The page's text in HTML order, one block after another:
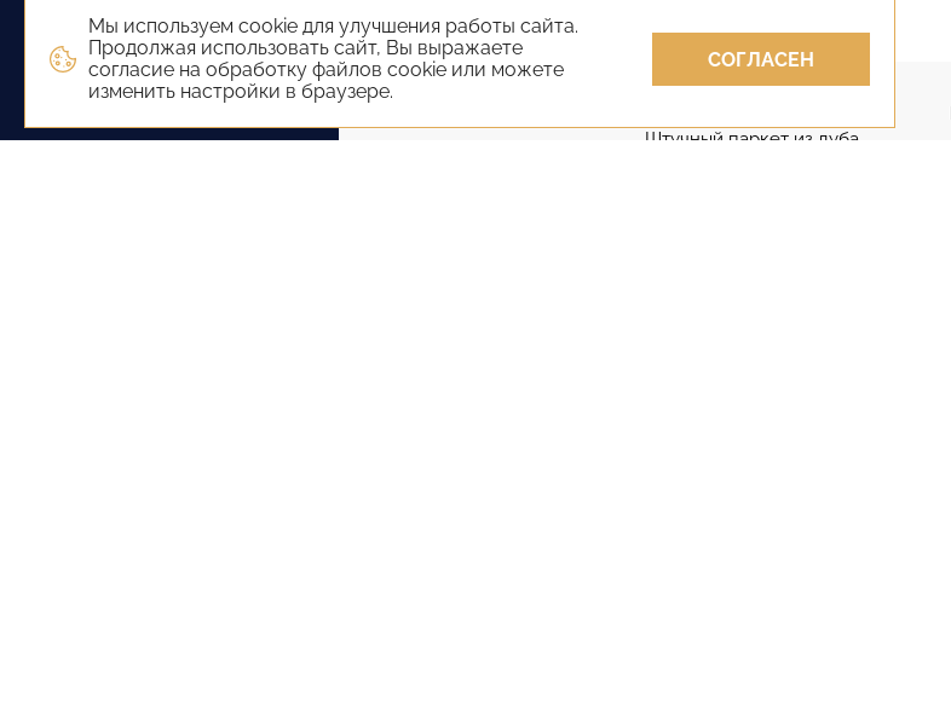
Мы используем cookie для улучшения работы сайта.
Продолжая использовать сайт, Вы выражаете
согласие на обработку файлов cookie или можете
изменить настройки в браузере.
СОГЛАСЕН
Штучный паркет из дуба